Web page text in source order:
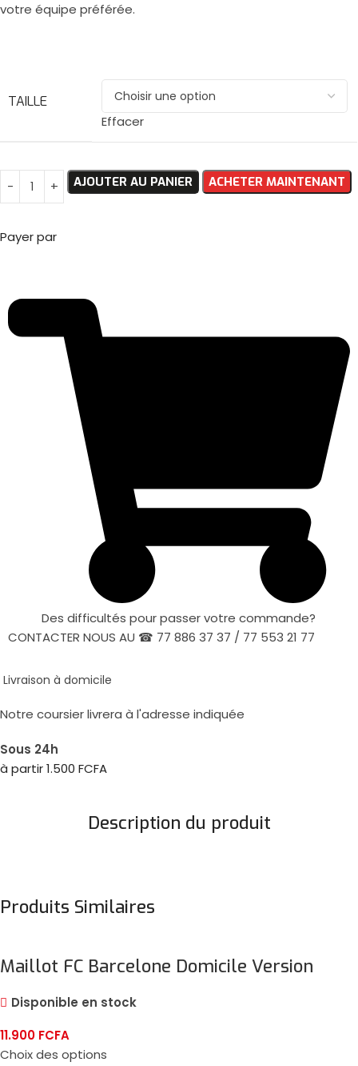
votre équipe préférée.
TAILLE
Effacer
AJOUTER AU PANIER ACHETER MAINTENANT
Payer par
Des difficultés pour passer votre commande?
CONTACTER NOUS AU ☎ 77 886 37 37 / 77 553 21 77
Livraison à domicile
Notre coursier livrera à l'adresse indiquée
Sous 24h
à partir 1.500 FCFA
Description du produit
Produits Similaires
Maillot FC Barcelone Domicile Version
Player 2024/25
Disponible en stock
11.900 FCFA
Choix des options